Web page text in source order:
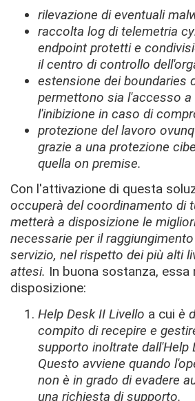
rilevazione di eventuali
raccolta log di telemetria
endpoint protetti e
il centro di controllo
estensione dei boundaries
permettono sia l'accesso
l'inibizione in caso di
protezione del lavoro
grazie a una protezione
quella on premise.
Con l'attivazione di questa
occuperà del coordinamento di
metterà a disposizione le
necessarie per il
servizio, nel rispetto dei più alti
attesi. In buona sostanza,
disposizione:
Help Desk II Livello a cui è
compito di recepire e
supporto inoltrate dall'Help
Questo avviene quando
non è in grado di evadere
una richiesta di supporto.